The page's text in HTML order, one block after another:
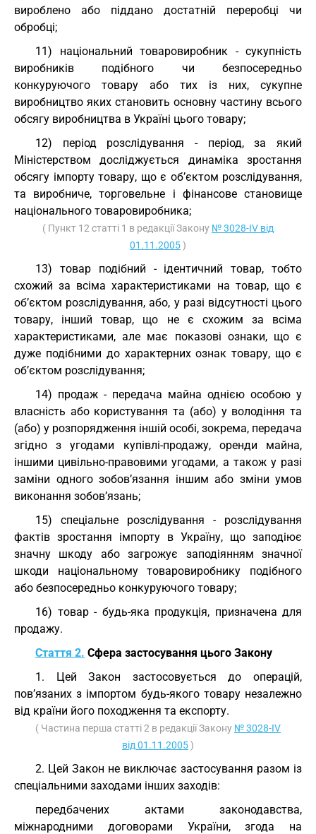
вироблено або піддано достатній переробці чи
обробці;
11) національний товаровиробник - сукупність
виробників подібного чи безпосередньо
конкуруючого товару або тих із них, сукупне
виробництво яких становить основну частину всього
обсягу виробництва в Україні цього товару;
12) період розслідування - період, за який
Міністерством досліджується динаміка зростання
обсягу імпорту товару, що є об’єктом розслідування,
та виробниче, торговельне і фінансове становище
національного товаровиробника;
( Пункт 12 статті 1 в редакції Закону № 3028-IV від
01.11.2005)
13) товар подібний - ідентичний товар, тобто
схожий за всіма характеристиками на товар, що є
об’єктом розслідування, або, у разі відсутності цього
товару, інший товар, що не є схожим за всіма
характеристиками, але має показові ознаки, що є
дуже подібними до характерних ознак товару, що є
об’єктом розслідування;
14) продаж - передача майна однією особою у
власність або користування та (або) у володіння та
(або) у розпорядження іншій особі, зокрема, передача
згідно з угодами купівлі-продажу, оренди майна,
іншими цивільно-правовими угодами, а також у разі
заміни одного зобов’язання іншим або зміни умов
виконання зобов’язань;
15) спеціальне розслідування - розслідування
фактів зростання імпорту в Україну, що заподіює
значну шкоду або загрожує заподіянням значної
шкоди національному товаровиробнику подібного
або безпосередньо конкуруючого товару;
16) товар - будь-яка продукція, призначена для
продажу.
Стаття 2. Сфера застосування цього Закону
1. Цей Закон застосовується до операцій,
пов’язаних з імпортом будь-якого товару незалежно
від країни його походження та експорту.
( Частина перша статті 2 в редакції Закону № 3028-IV
від 01.11.2005)
2. Цей Закон не виключає застосування разом із
спеціальними заходами інших заходів:
передбачених актами законодавства,
міжнародними договорами України, згода на